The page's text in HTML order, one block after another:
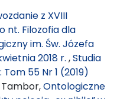
z XVIII
nt. Filozofia dla
im. Św. Józefa
2018 r. ,Studia
55 Nr 1 (2019)
Tambor,Ontologiczne